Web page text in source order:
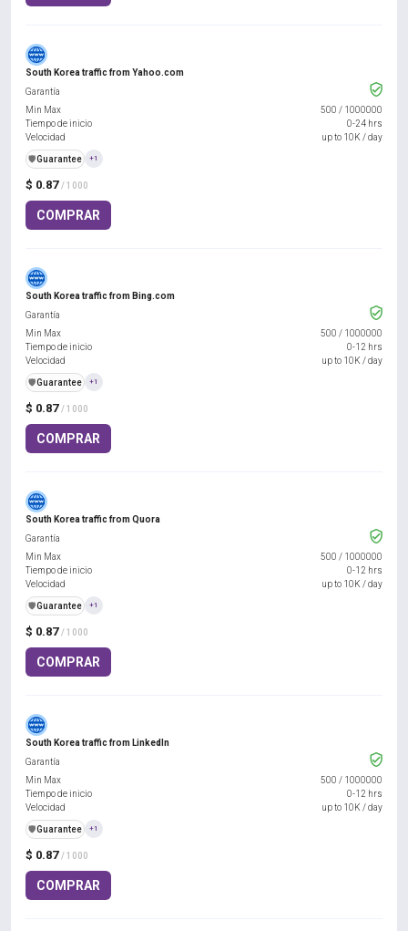
South Korea traffic from Yahoo.com
$ 0.87 / 1000
COMPRAR
Garantía
Min Max
500 / 1000000
Tiempo de inicio
0-24 hrs
Velocidad
up to 10K / day
️🛡️Guarantee +1
South Korea traffic from Bing.com
$ 0.87 / 1000
COMPRAR
Garantía
Min Max
500 / 1000000
Tiempo de inicio
0-12 hrs
Velocidad
up to 10K / day
️🛡️Guarantee +1
South Korea traffic from Quora
$ 0.87 / 1000
COMPRAR
Garantía
Min Max
500 / 1000000
Tiempo de inicio
0-12 hrs
Velocidad
up to 10K / day
️🛡️Guarantee +1
South Korea traffic from LinkedIn
$ 0.87 / 1000
COMPRAR
Garantía
Min Max
500 / 1000000
Tiempo de inicio
0-12 hrs
Velocidad
up to 10K / day
️🛡️Guarantee +1